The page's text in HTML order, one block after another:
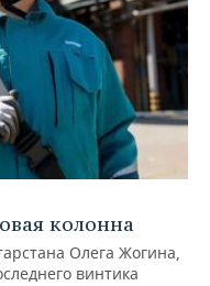
колонна
Олега Жогина,
винтика